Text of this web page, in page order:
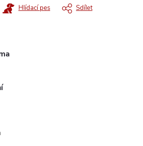
Hlídací pes Sdílet